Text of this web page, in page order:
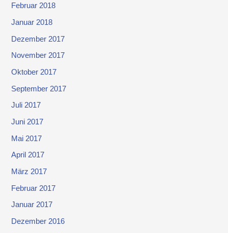
Februar 2018
Januar 2018
Dezember 2017
November 2017
Oktober 2017
September 2017
Juli 2017
Juni 2017
Mai 2017
April 2017
März 2017
Februar 2017
Januar 2017
Dezember 2016